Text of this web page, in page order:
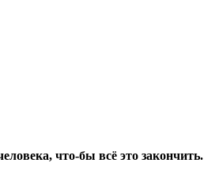
что-бы всё это закончить.